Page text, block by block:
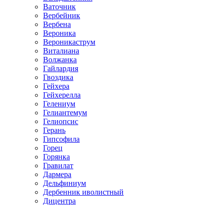
Ваточник
Вербейник
Вербена
Вероника
Вероникаструм
Виталиана
Волжанка
Гайлардия
Гвоздика
Гейхера
Гейхерелла
Гелениум
Гелиантемум
Гелиопсис
Герань
Гипсофила
Горец
Горянка
Гравилат
Дармера
Дельфиниум
Дербенник иволистный
Дицентра